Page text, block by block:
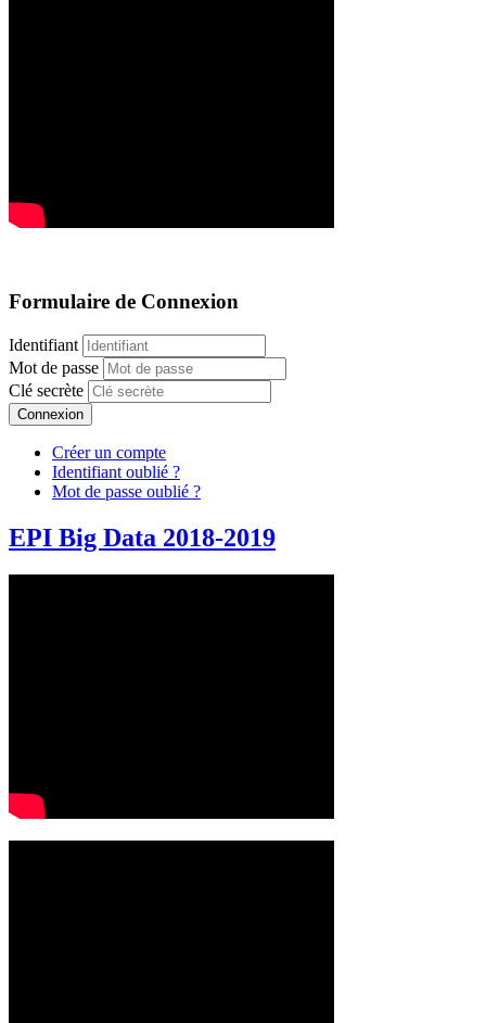
Formulaire de Connexion
Identifiant
Mot de passe
Clé secrète
Connexion
Créer un compte
Identifiant oublié ?
Mot de passe oublié ?
EPI Big Data 2018-2019